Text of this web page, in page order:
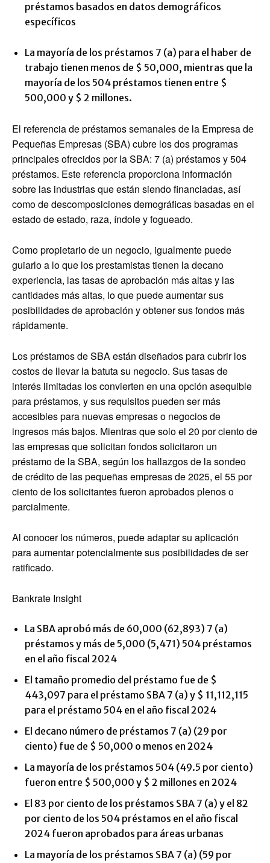
préstamos basados ​​en datos demográficos
específicos
La mayoría de los préstamos 7 (a) para el haber de
trabajo tienen menos de $ 50,000, mientras que la
mayoría de los 504 préstamos tienen entre $
500,000 y $ 2 millones.
El referencia de préstamos semanales de la Empresa de
Pequeñas Empresas (SBA) cubre los dos programas
principales ofrecidos por la SBA: 7 (a) préstamos y 504
préstamos. Este referencia proporciona información
sobre las industrias que están siendo financiadas, así
como de descomposiciones demográficas basadas en el
estado de estado, raza, índole y fogueado.
Como propietario de un negocio, igualmente puede
guiarlo a lo que los prestamistas tienen la decano
experiencia, las tasas de aprobación más altas y las
cantidades más altas, lo que puede aumentar sus
posibilidades de aprobación y obtener sus fondos más
rápidamente.
Los préstamos de SBA están diseñados para cubrir los
costos de llevar la batuta su negocio. Sus tasas de
interés limitadas los convierten en una opción asequible
para préstamos, y sus requisitos pueden ser más
accesibles para nuevas empresas o negocios de
ingresos más bajos. Mientras que solo el 20 por ciento de
las empresas que solicitan fondos solicitaron un
préstamo de la SBA, según los hallazgos de la sondeo
de crédito de las pequeñas empresas de 2025, el 55 por
ciento de los solicitantes fueron aprobados plenos o
parcialmente.
Al conocer los números, puede adaptar su aplicación
para aumentar potencialmente sus posibilidades de ser
ratificado.
Bankrate Insight
La SBA aprobó más de 60,000 (62,893) 7 (a)
préstamos y más de 5,000 (5,471) 504 préstamos
en el año fiscal 2024
El tamaño promedio del préstamo fue de $
443,097 para el préstamo SBA 7 (a) y $ 11,112,115
para el préstamo 504 en el año fiscal 2024
El decano número de préstamos 7 (a) (29 por
ciento) fue de $ 50,000 o menos en 2024
La mayoría de los préstamos 504 (49.5 por ciento)
fueron entre $ 500,000 y $ 2 millones en 2024
El 83 por ciento de los préstamos SBA 7 (a) y el 82
por ciento de los 504 préstamos en el año fiscal
2024 fueron aprobados para áreas urbanas
La mayoría de los préstamos SBA 7 (a) (59 por